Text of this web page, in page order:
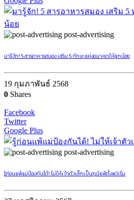
post-advertising
มารู้จัก! 5 สารอาหารสมอง เสริม 5 ทักษะแห่งอนาคตให้ลูกน้อย
19 กุมภาพันธ์ 2568
0 Shares
Facebook
Twitter
Google Plus
post-advertising
รู้ก่อนแพ้แม่ป้องกันได้! ไม่ให้เจ้าตัวเล็กเป็นภูมิแพ้ตั้งแต่เริ่ม